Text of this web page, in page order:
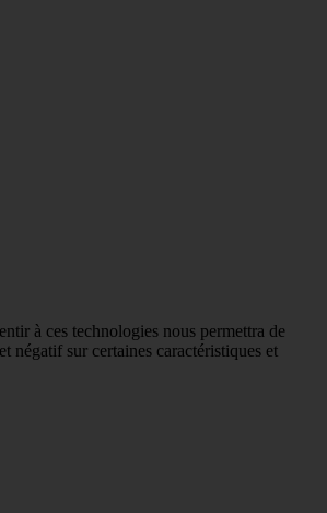
à ces technologies nous permettra de
négatif sur certaines caractéristiques et